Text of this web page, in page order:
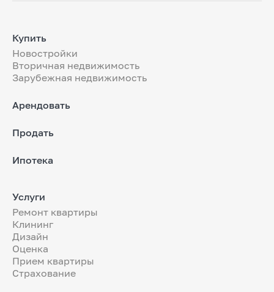
Купить
Новостройки
Вторичная недвижимость
Зарубежная недвижимость
Арендовать
Продать
Ипотека
Услуги
Ремонт квартиры
Клининг
Дизайн
Оценка
Прием квартиры
Страхование